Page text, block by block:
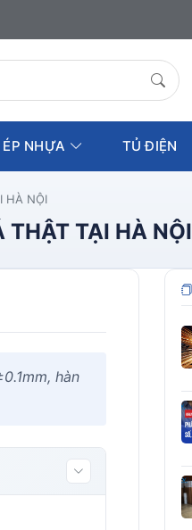
NHỰA TỦ ĐIỆN
HÀ NỘI
THẬT TẠI HÀ NỘI
hàn